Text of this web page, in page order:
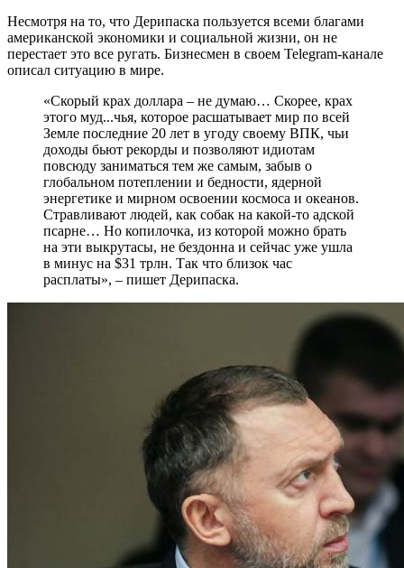
Несмотря на то, что Дерипаска пользуется всеми благами
американской экономики и социальной жизни, он не
перестает это все ругать. Бизнесмен в своем Telegram-канале
описал ситуацию в мире.
«Скорый крах доллара – не думаю… Скорее, крах
этого муд...чья, которое расшатывает мир по всей
Земле последние 20 лет в угоду своему ВПК, чьи
доходы бьют рекорды и позволяют идиотам
повсюду заниматься тем же самым, забыв о
глобальном потеплении и бедности, ядерной
энергетике и мирном освоении космоса и океанов.
Стравливают людей, как собак на какой-то адской
псарне… Но копилочка, из которой можно брать
на эти выкрутасы, не бездонна и сейчас уже ушла
в минус на $31 трлн. Так что близок час
расплаты», – пишет Дерипаска.